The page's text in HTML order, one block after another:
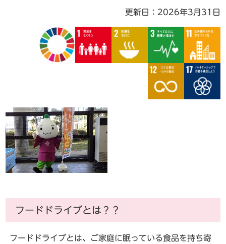
更新日：2026年3月31日
フードドライブとは？？
フードドライブとは、ご家庭に眠っている食品を持ち寄